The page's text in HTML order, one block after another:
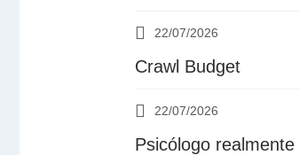
22/07/2026
Crawl Budget
22/07/2026
Psicólogo